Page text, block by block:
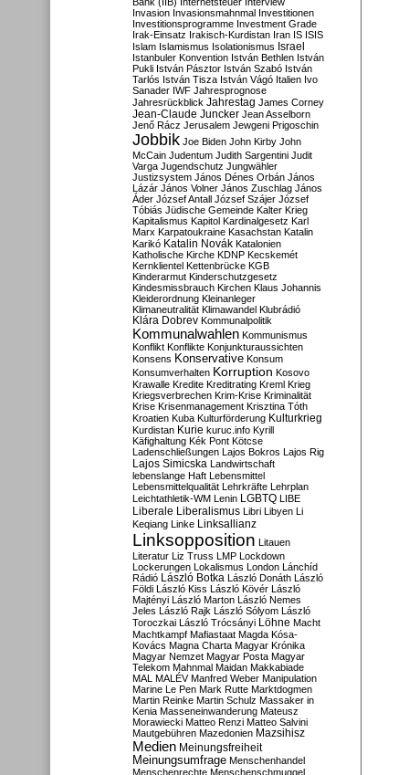
Invasion Invasionsmahnmal Investitionen
Investitionsprogramme Investment Grade
Irak-Einsatz Irakisch-Kurdistan Iran IS ISIS
Islam Islamismus Isolationismus Israel
Istanbuler Konvention István Bethlen István
Pukli István Pásztor István Szabó István
Tarlós István Tisza István Vágó Italien Ivo
Sanader IWF Jahresprognose
Jahresrückblick Jahrestag James Corney
Jean-Claude Juncker Jean Asselborn
Jenő Rácz Jerusalem Jewgeni Prigoschin
Jobbik Joe Biden John Kirby John
McCain Judentum Judith Sargentini Judit
Varga Jugendschutz Jungwähler
Justizsystem János Dénes Orbán János
Lázár János Volner János Zuschlag János
Áder József Antall József Szájer József
Tóbiás Jüdische Gemeinde Kalter Krieg
Kapitalismus Kapitol Kardinalgesetz Karl
Marx Karpatoukraine Kasachstan Katalin
Karikó Katalin Novák Katalonien
Katholische Kirche KDNP Kecskemét
Kernklientel Kettenbrücke KGB
Kinderarmut Kinderschutzgesetz
Kindesmissbrauch Kirchen Klaus Johannis
Kleiderordnung Kleinanleger
Klimaneutralität Klimawandel Klubrádió
Klára Dobrev Kommunalpolitik
Kommunalwahlen Kommunismus
Konflikt Konflikte Konjunkturaussichten
Konsens Konservative Konsum
Konsumverhalten Korruption Kosovo
Krawalle Kredite Kreditrating Kreml Krieg
Kriegsverbrechen Krim-Krise Kriminalität
Krise Krisenmanagement Krisztina Tóth
Kroatien Kuba Kulturförderung Kulturkrieg
Kurdistan Kurie kuruc.info Kyrill
Käfighaltung Kék Pont Kötcse
Ladenschließungen Lajos Bokros Lajos Rig
Lajos Simicska Landwirtschaft
lebenslange Haft Lebensmittel
Lebensmittelqualität Lehrkräfte Lehrplan
Leichtathletik-WM Lenin LGBTQ LIBE
Liberale Liberalismus Libri Libyen Li
Keqiang Linke Linksallianz
Linksopposition Litauen
Literatur Liz Truss LMP Lockdown
Lockerungen Lokalismus London Lánchíd
Rádió
László Botka László Donáth László
Földi László Kiss László Kövér László
Majtényi László Marton László Nemes
Jeles László Rajk László Sólyom László
Toroczkai László Trócsányi Löhne Macht
Machtkampf Mafiastaat Magda Kósa-
Kovács Magna Charta Magyar Krónika
Magyar Nemzet Magyar Posta Magyar
Telekom Mahnmal Maidan Makkabiade
MAL MALÉV Manfred Weber Manipulation
Marine Le Pen Mark Rutte Marktdogmen
Martin Reinke Martin Schulz Massaker in
Kenia Masseneinwanderung Mateusz
Morawiecki Matteo Renzi Matteo Salvini
Mautgebühren Mazedonien Mazsihisz
Medien Meinungsfreiheit
Meinungsumfrage Menschenhandel
Menschenrechte Menschenschmuggel